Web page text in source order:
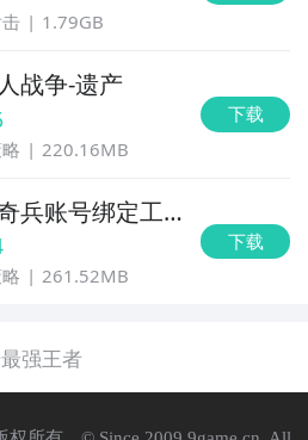
1.79GB
战争-遗产
220.16MB
下载
兵账号绑定工
261.52MB
下载
强王者